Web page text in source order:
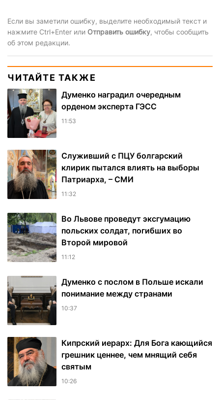
Если вы заметили ошибку, выделите необходимый текст и
нажмите Ctrl+Enter или Отправить ошибку, чтобы сообщить
об этом редакции.
ЧИТАЙТЕ ТАКЖЕ
Думенко наградил очередным
орденом эксперта ГЭСС
11:53
Служивший с ПЦУ болгарский
клирик пытался влиять на выборы
Патриарха, – СМИ
11:32
Во Львове проведут эксгумацию
польских солдат, погибших во
Второй мировой
11:12
Думенко с послом в Польше искали
понимание между странами
10:37
Кипрский иерарх: Для Бога кающийся
грешник ценнее, чем мнящий себя
святым
10:26